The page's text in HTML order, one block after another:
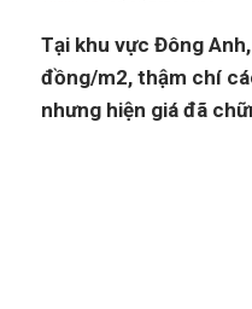
Tại khu vực Đông
đồng/m2, thậm chí
nhưng hiện giá đã